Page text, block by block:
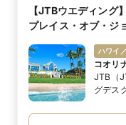
【JTBウエディン
プレイス・オブ・ジ
ハワイ
コオリ
JTB（
グデス